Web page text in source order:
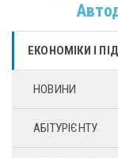
ЕКОНОМІКИ І
НОВИНИ
АБІТУРІЄНТУ